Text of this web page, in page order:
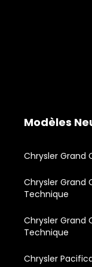
Modèles
Chrysler Grand
Chrysler Grand
Technique
Chrysler Grand
Technique
Chrysler